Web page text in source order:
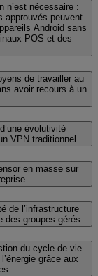
n’est nécessaire :
approuvés peuvent
Android sans
POS et des
de travailler au
avoir recours à un
évolutivité
VPN traditionnel.
en masse sur
de l’infrastructure
des groupes gérés.
du cycle de vie
grâce aux